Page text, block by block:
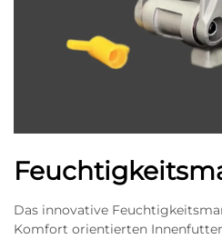
Das innovative
Komfort orientierten